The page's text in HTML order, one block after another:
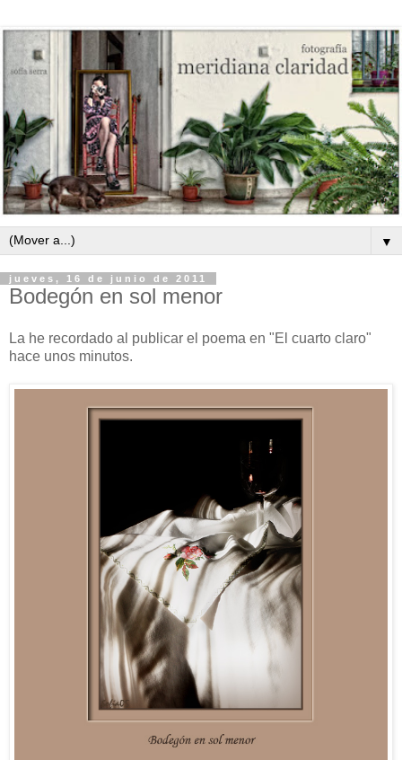
▼
jueves, 16 de junio de 2011
Bodegón en sol menor
La he recordado al publicar el poema en "El cuarto claro"
hace unos minutos.